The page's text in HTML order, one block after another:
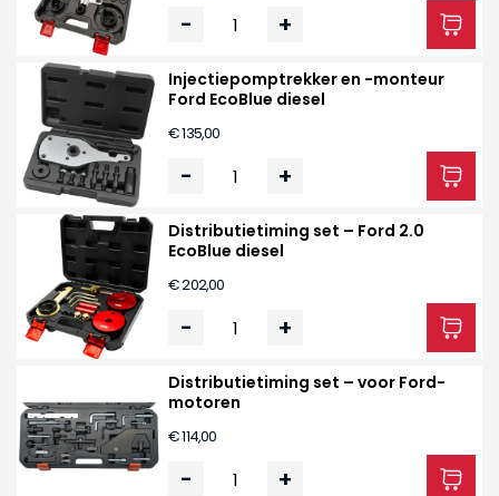
- +
Injectiepomptrekker en -monteur
Ford EcoBlue diesel
€ 135,00
- +
Distributietiming set – Ford 2.0
EcoBlue diesel
€ 202,00
- +
Distributietiming set – voor Ford-
motoren
€ 114,00
- +